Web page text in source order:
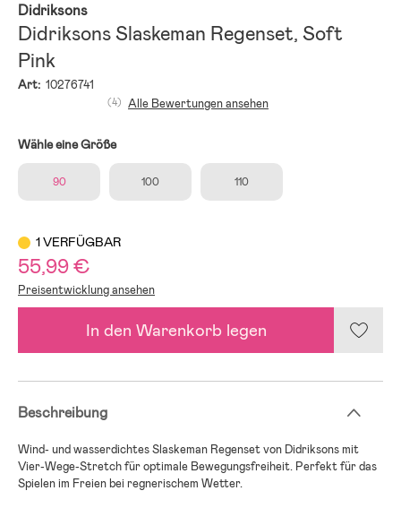
Didriksons
Didriksons Slaskeman Regenset, Soft
Pink
Art: 10276741
(4) Alle Bewertungen ansehen
Wähle eine Größe
90 100 110
1 VERFÜGBAR
55,99 €
Preisentwicklung ansehen
In den Warenkorb legen
Beschreibung
Wind- und wasserdichtes Slaskeman Regenset von Didriksons mit
Vier-Wege-Stretch für optimale Bewegungsfreiheit. Perfekt für das
Spielen im Freien bei regnerischem Wetter.